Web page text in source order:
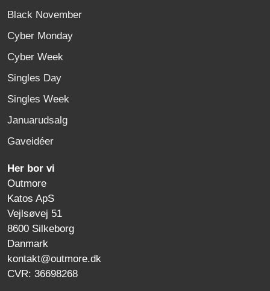
Black November
Cyber Monday
Cyber Week
Singles Day
Singles Week
Januarudsalg
Gaveidéer
Her bor vi
Outmore
Katos ApS
Vejlsøvej 51
8600 Silkeborg
Danmark
kontakt@outmore.dk
CVR: 36698268